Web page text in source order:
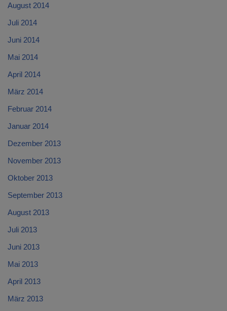
August 2014
Juli 2014
Juni 2014
Mai 2014
April 2014
März 2014
Februar 2014
Januar 2014
Dezember 2013
November 2013
Oktober 2013
September 2013
August 2013
Juli 2013
Juni 2013
Mai 2013
April 2013
März 2013